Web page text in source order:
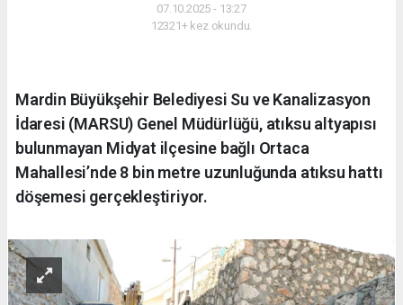
07.10.2025 - 13:27
12321+ kez okundu.
Mardin Büyükşehir Belediyesi Su ve Kanalizasyon
İdaresi (MARSU) Genel Müdürlüğü, atıksu altyapısı
bulunmayan Midyat ilçesine bağlı Ortaca
Mahallesi’nde 8 bin metre uzunluğunda atıksu hattı
döşemesi gerçekleştiriyor.